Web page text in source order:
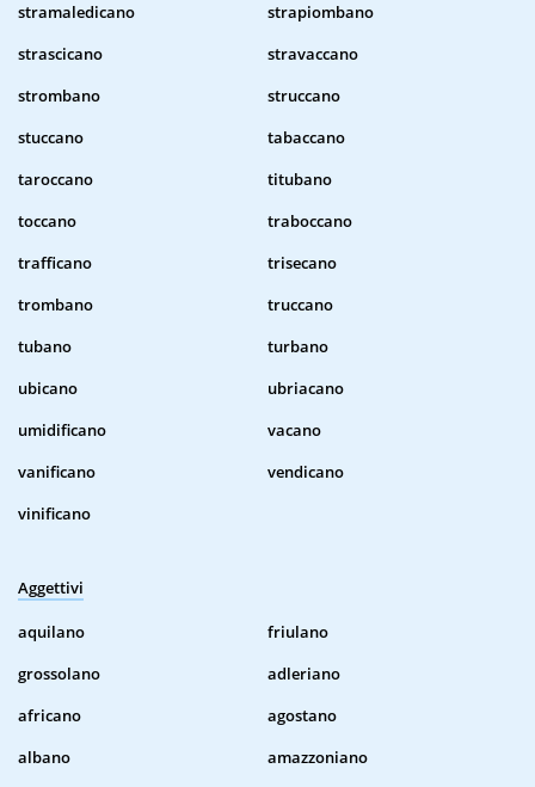
stramaledicano
strapiombano
strascicano
stravaccano
strombano
struccano
stuccano
tabaccano
taroccano
titubano
toccano
traboccano
trafficano
trisecano
trombano
truccano
tubano
turbano
ubicano
ubriacano
umidificano
vacano
vanificano
vendicano
vinificano
Aggettivi
aquilano
friulano
grossolano
adleriano
africano
agostano
albano
amazzoniano